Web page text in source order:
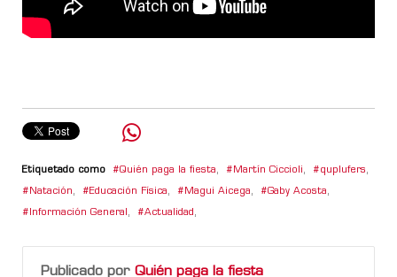
Etiquetado como Quién paga la fiesta, Martín Ciccioli, quplufers,
Natación, Educación Física, Magui Aicega, Gaby Acosta,
Información General , Actualidad ,
Publicado por Quién paga la fiesta